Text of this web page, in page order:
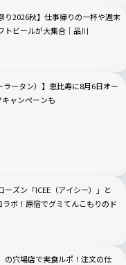
り2026秋】仕事帰りの一杯や週末
トビールが大集合｜品川
ラータン）】恵比寿に8月6日オー
ャンペーンも
ズン「ICEE（アイシー）」と
ボ！原宿でグミてんこもりのド
の穴場店で実食ルポ！注文の仕